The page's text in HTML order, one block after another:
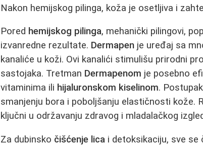
Nakon hemijskog pilinga, koža je osetljiva i
Pored hemijskog pilinga, mehanički pilingovi,
izvanredne rezultate. Dermapen je uređaj sa
kanaliće u koži. Ovi kanalići stimulišu prirodni
sastojaka. Tretman Dermapenom je posebno
vitaminima ili hijaluronskom kiselinom.
smanjenju bora i poboljšanju elastičnosti kože.
ključni u održavanju zdravog i mladalačkog
Za dubinsko čišćenje lica i detoksikaciju, sve